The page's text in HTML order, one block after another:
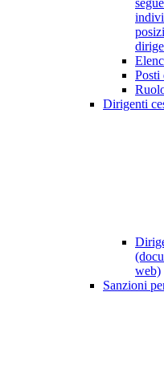
Posti
Dirigenti
web)
Sanzioni